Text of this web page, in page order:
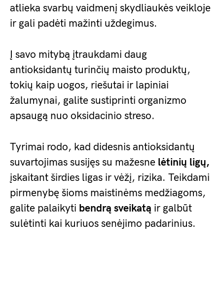
atlieka svarbų vaidmenį skydliaukės veikloje
ir gali padėti mažinti uždegimus.
Į savo mitybą įtraukdami daug
antioksidantų turinčių maisto produktų,
tokių kaip uogos, riešutai ir lapiniai
žalumynai, galite sustiprinti organizmo
apsaugą nuo oksidacinio streso.
Tyrimai rodo, kad didesnis antioksidantų
suvartojimas susijęs su mažesne lėtinių ligų,
įskaitant širdies ligas ir vėžį, rizika. Teikdami
pirmenybę šioms maistinėms medžiagoms,
galite palaikyti bendrą sveikatą ir galbūt
sulėtinti kai kuriuos senėjimo padarinius.